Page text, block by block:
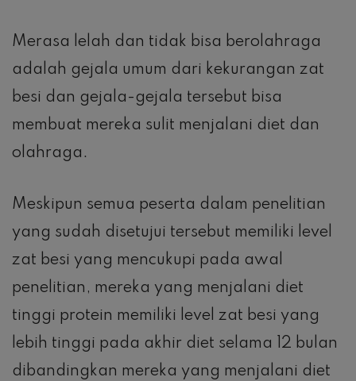
Merasa lelah dan tidak bisa berolahraga
adalah gejala umum dari kekurangan zat
besi dan gejala-gejala tersebut bisa
membuat mereka sulit menjalani diet dan
olahraga.
Meskipun semua peserta dalam penelitian
yang sudah disetujui tersebut memiliki level
zat besi yang mencukupi pada awal
penelitian, mereka yang menjalani diet
tinggi protein memiliki level zat besi yang
lebih tinggi pada akhir diet selama 12 bulan
dibandingkan mereka yang menjalani diet